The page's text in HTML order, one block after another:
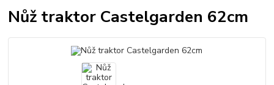
Nůž traktor Castelgarden 62cm